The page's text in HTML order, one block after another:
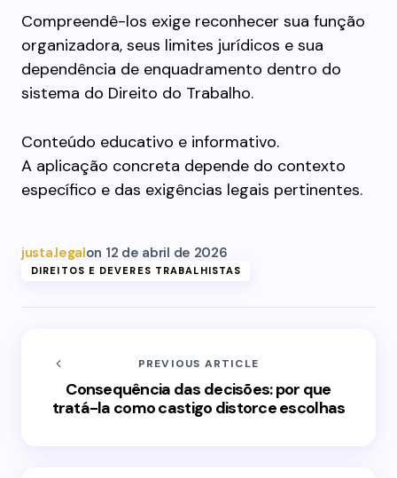
Compreendê-los exige reconhecer sua função
organizadora, seus limites jurídicos e sua
dependência de enquadramento dentro do
sistema do Direito do Trabalho.
Conteúdo educativo e informativo.
A aplicação concreta depende do contexto
específico e das exigências legais pertinentes.
justa.legalon 12 de abril de 2026
DIREITOS E DEVERES TRABALHISTAS
PREVIOUS ARTICLE
Consequência das decisões: por que
tratá-la como castigo distorce escolhas